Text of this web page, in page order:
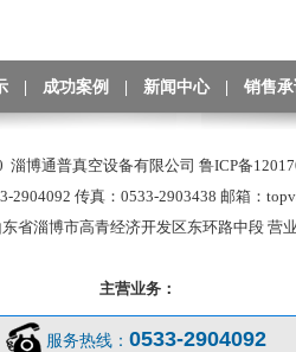
成功案例 新闻中心 销售
博通普真空设备有限公司 鲁ICP备
2904092 传真：0533-2903438 邮箱：
省淄博市高青经济开发区东环路中段 营
主营业务：
服务热线： 0533-2904092